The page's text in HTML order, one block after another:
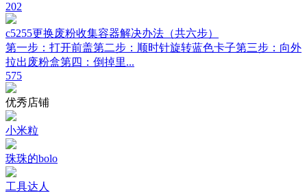
202
c5255更换废粉收集容器解决办法（共六步）
第一步：打开前盖第二步：顺时针旋转蓝色卡子第三步：向外
拉出废粉盒第四：倒掉里...
575
优秀店铺
小米粒
珠珠的bolo
工具达人